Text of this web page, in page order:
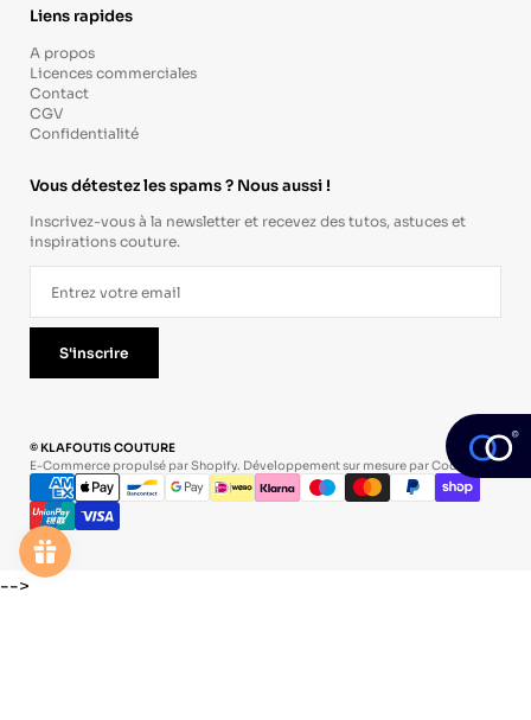
Liens rapides
A propos
Licences commerciales
Contact
CGV
Confidentialité
Vous détestez les spams ? Nous aussi !
Inscrivez-vous à la newsletter et recevez des tutos, astuces et
inspirations couture.
S'inscrire
© KLAFOUTIS COUTURE
E-Commerce propulsé par Shopify. Développement sur mesure parCodevo.
-->